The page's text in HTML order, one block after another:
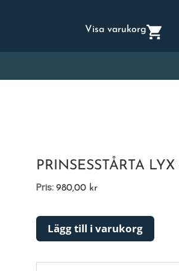
Visa varukorg
PRINSESSTÅRTA
Pris: 980,00 kr
Lägg till i varukorg